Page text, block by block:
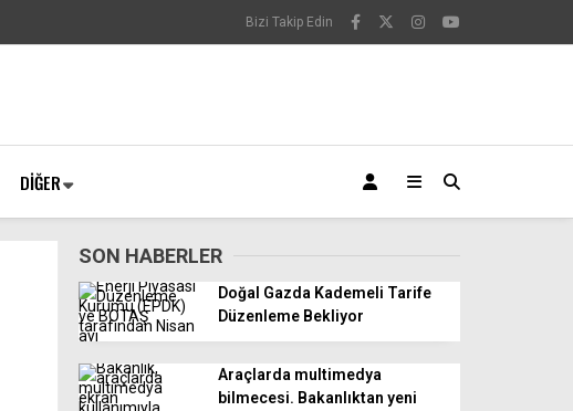
Bizi Takip Edin
DİĞER
SON HABERLER
Doğal Gazda Kademeli Tarife
Düzenleme Bekliyor
Araçlarda multimedya
bilmecesi. Bakanlıktan yeni